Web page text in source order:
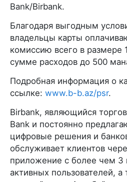
Bank/Birbank.
Благодаря выгодным
владельцы карты
комиссию всего в размере
сумме расходов до 500
Подробная информация о
ссылке: www.b-b.az/psr.
Birbank, являющийся
Bank и постоянно
цифровые решения и
обслуживает клиентов
приложение с более чем 3
активных пользователей, а